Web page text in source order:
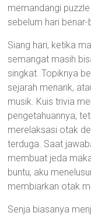
memandangi
sebelum hari benar-
Siang hari, ketika
semangat masih
singkat. Topiknya
sejarah menarik,
musik. Kuis trivia
pengetahuannya,
merelaksasi otak
terduga. Saat
membuat jeda
buntu, aku
membiarkan otak
Senja biasanya